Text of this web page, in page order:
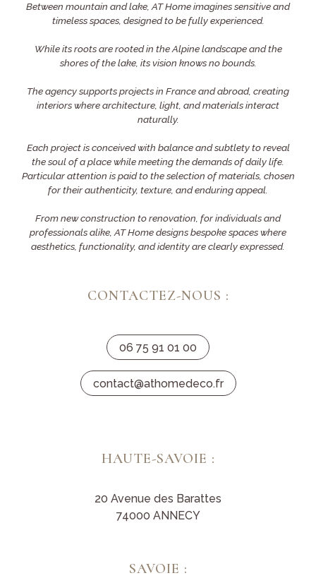
Between mountain and lake, AT Home imagines sensitive and
timeless spaces, designed to be fully experienced.
While its roots are rooted in the Alpine landscape and the
shores of the lake, its vision knows no bounds.
The agency supports projects in France and abroad, creating
interiors where architecture, light, and materials interact
naturally.
Each project is conceived with balance and subtlety to reveal
the soul of a place while meeting the demands of daily life.
Particular attention is paid to the selection of materials, chosen
for their authenticity, texture, and enduring appeal.
From new construction to renovation, for individuals and
professionals alike, AT Home designs bespoke spaces where
aesthetics, functionality, and identity are clearly expressed.
CONTACTEZ-NOUS :
06 75 91 01 00
contact@athomedeco.fr
HAUTE-SAVOIE :
20 Avenue des Barattes
74000 ANNECY
SAVOIE :